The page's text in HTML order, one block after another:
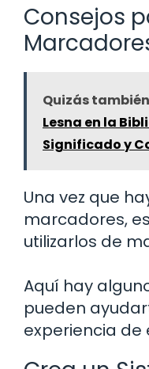
Consejos
Quizás
Lesna en la
Significado y
Una vez que
marcadores,
utilizarlos de
Aquí hay
pueden
experiencia de